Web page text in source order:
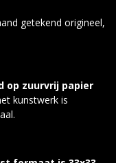
getekend origineel,
op zuurvrij papier
kunstwerk is